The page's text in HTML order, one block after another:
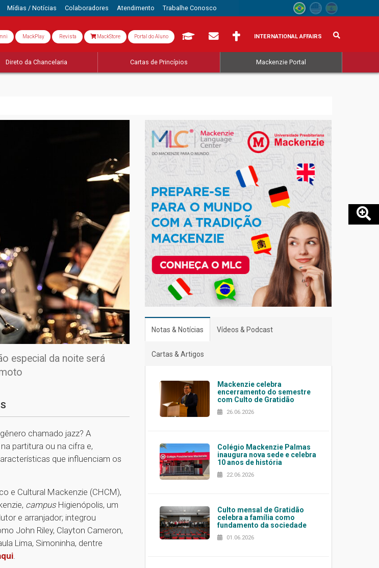
Mídias / Notícias Colaboradores Atendimento Trabalhe Conosco
MackPlay Revista MackStore Portal do Aluno INTERNATIONAL AFFAIRS
Direto da Chancelaria Cartas de Princípios Mackenzie Portal
especial da noite será
chamado jazz? A
partitura ou na cifra e,
que influenciam os
e Cultural Mackenzie (CHCM),
campus Higienópolis, um
e arranjador; integrou
John Riley, Clayton Cameron,
Lima, Simoninha, dentre
Notas & Notícias Vídeos & Podcast
Cartas & Artigos
Mackenzie celebra
encerramento do semestre
com Culto de Gratidão
26.06.2026
Colégio Mackenzie Palmas
inaugura nova sede e celebra
10 anos de história
22.06.2026
Culto mensal de Gratidão
celebra a família como
fundamento da sociedade
01.06.2026